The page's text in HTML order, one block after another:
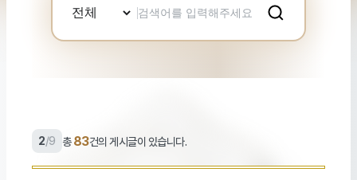
검
색
입
2/9 총83건의 게시글이 있습니다.